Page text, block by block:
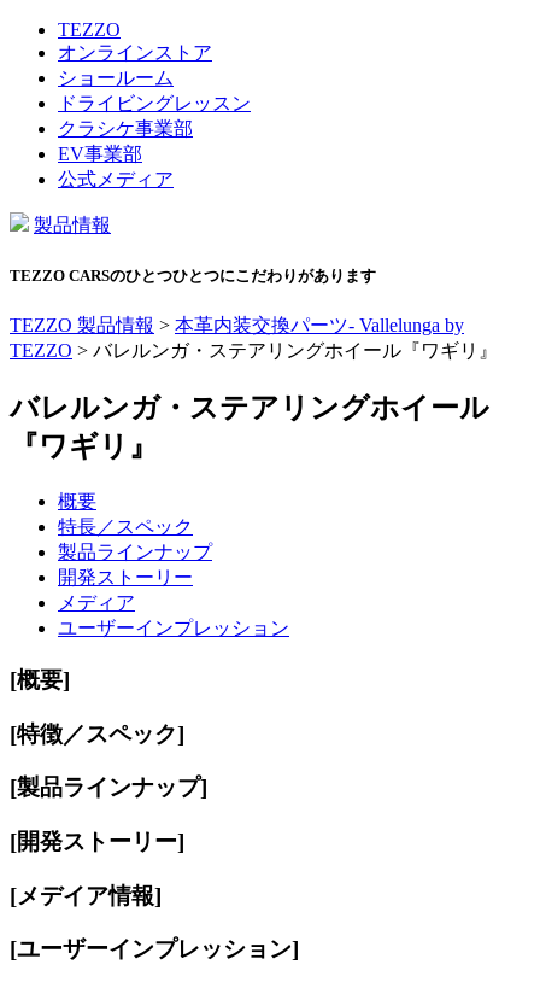
TEZZO
オンラインストア
ショールーム
ドライビングレッスン
クラシケ事業部
EV事業部
公式メディア
製品情報
TEZZO CARSのひとつひとつにこだわりがあります
TEZZO 製品情報 > 本革内装交換パーツ- Vallelunga by
TEZZO > バレルンガ・ステアリングホイール『ワギリ』
バレルンガ・ステアリングホイール
『ワギリ』
概要
特長／スペック
製品ラインナップ
開発ストーリー
メディア
ユーザーインプレッション
[概要]
[特徴／スペック]
[製品ラインナップ]
[開発ストーリー]
[メデイア情報]
[ユーザーインプレッション]